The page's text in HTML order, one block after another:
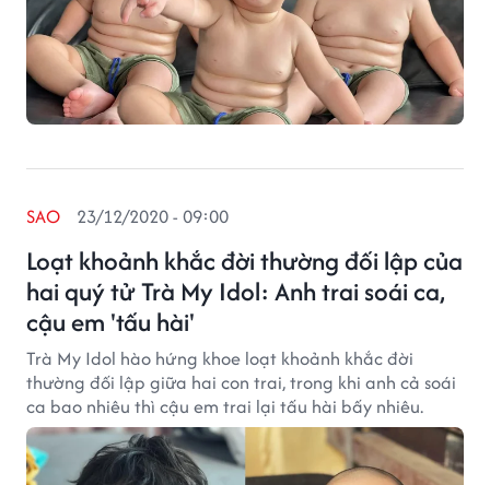
Loạt khoảnh khắc đời thường đối lập của
hai quý tử Trà My Idol: Anh trai soái ca,
cậu em 'tấu hài'
SAO 23/12/2020 - 09:00
Trà My Idol hào hứng khoe loạt khoảnh khắc đời
thường đối lập giữa hai con trai, trong khi anh cả soái
ca bao nhiêu thì cậu em trai lại tấu hài bấy nhiêu.